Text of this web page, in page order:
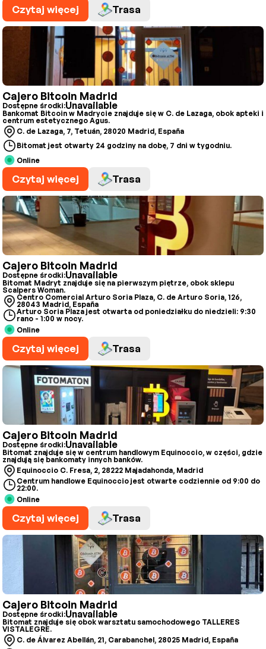
Czytaj więcej Trasa
Cajero Bitcoin Madrid
Dostępne środki:Unavailable
Bankomat Bitcoin w Madrycie znajduje się w C. de Lazaga, obok apteki i
centrum estetycznego Agus.
C. de Lazaga, 7, Tetuán, 28020 Madrid, España
Bitomat jest otwarty 24 godziny na dobę, 7 dni w tygodniu.
Online
Czytaj więcej Trasa
Cajero Bitcoin Madrid
Dostępne środki:Unavailable
Bitomat Madryt znajduje się na pierwszym piętrze, obok sklepu
Scalpers Woman.
Centro Comercial Arturo Soria Plaza, C. de Arturo Soria, 126,
28043 Madrid, España
Arturo Soria Plaza jest otwarta od poniedziałku do niedzieli: 9:30
rano - 1:00 w nocy.
Online
Czytaj więcej Trasa
Cajero Bitcoin Madrid
Dostępne środki:Unavailable
Bitomat znajduje się w centrum handlowym Equinoccio, w części, gdzie
znajdują się bankomaty innych banków.
Equinoccio C. Fresa, 2, 28222 Majadahonda, Madrid
Centrum handlowe Equinoccio jest otwarte codziennie od 9:00 do
22:00.
Online
Czytaj więcej Trasa
Cajero Bitcoin Madrid
Dostępne środki:Unavailable
Bitomat znajduje się obok warsztatu samochodowego TALLERES
VISTALEGRE.
C. de Álvarez Abellán, 21, Carabanchel, 28025 Madrid, España